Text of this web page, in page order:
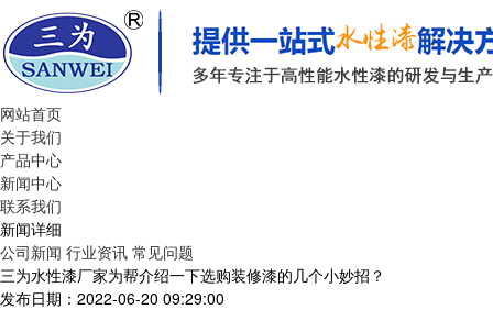
网站首页
关于我们
产品中心
新闻中心
联系我们
新闻详细
公司新闻 行业资讯 常见问题
三为水性漆厂家为帮介绍一下选购装修漆的几个小妙招？
发布日期：2022-06-20 09:29:00